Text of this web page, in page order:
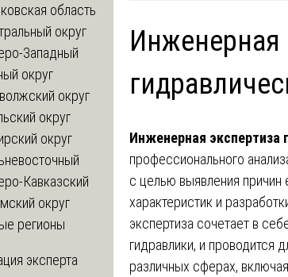
Инженерная
Инженерная экспертиза
профессионального
с целью выявления причин
характеристик и
экспертиза сочетает в
гидравлики, и проводится
различных сферах,
область
округ
Западный
округ
округ
округ
округ
Кавказский
округ
регионы
эксперта